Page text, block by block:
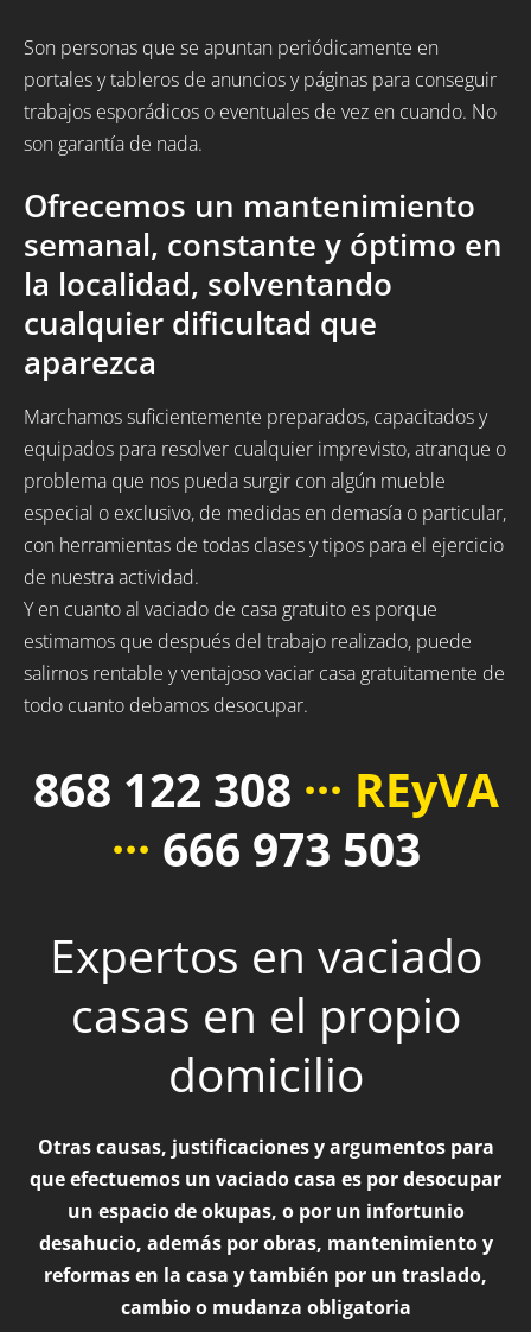
Son personas que se apuntan periódicamente en
portales y tableros de anuncios y páginas para conseguir
trabajos esporádicos o eventuales de vez en cuando. No
son garantía de nada.
Ofrecemos un mantenimiento
semanal, constante y óptimo en
la localidad, solventando
cualquier dificultad que
aparezca
Marchamos suficientemente preparados, capacitados y
equipados para resolver cualquier imprevisto, atranque o
problema que nos pueda surgir con algún mueble
especial o exclusivo, de medidas en demasía o particular,
con herramientas de todas clases y tipos para el ejercicio
de nuestra actividad.
Y en cuanto al vaciado de casa gratuito es porque
estimamos que después del trabajo realizado, puede
salirnos rentable y ventajoso vaciar casa gratuitamente de
todo cuanto debamos desocupar.
868 122 308 ··· REyVA
··· 666 973 503
Expertos en vaciado
casas en el propio
domicilio
Otras causas, justificaciones y argumentos para
que efectuemos un vaciado casa es por desocupar
un espacio de okupas, o por un infortunio
desahucio, además por obras, mantenimiento y
reformas en la casa y también por un traslado,
cambio o mudanza obligatoria